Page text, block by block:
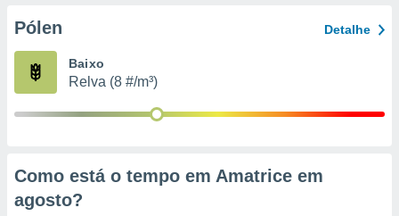
estudos
Pólen Detalhe
Baixo
Relva (8 #/m³)
Como está o tempo em Amatrice em
agosto?